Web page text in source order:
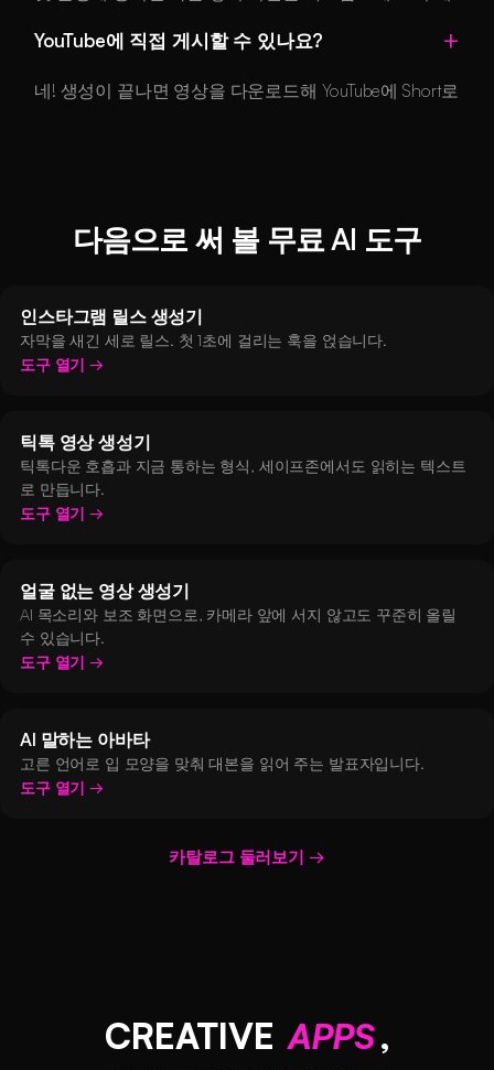
근무자를 위한 생산성 앱 톱 5'가 훨씬 잘 통합니다. 명확
라면 50~150단어로 쓰는 것이 가장 좋습니다.
YouTube에 직접 게시할 수 있나요?
네! 생성이 끝나면 영상을 다운로드해 YouTube에 Short로
다음으로 써 볼 무료 AI 도구
인스타그램 릴스 생성기
자막을 새긴 세로 릴스. 첫 1초에 걸리는 훅을 얹습니다.
도구 열기
틱톡 영상 생성기
틱톡다운 호흡과 지금 통하는 형식, 세이프존에서도 읽히는 텍스트
로 만듭니다.
도구 열기
얼굴 없는 영상 생성기
AI 목소리와 보조 화면으로, 카메라 앞에 서지 않고도 꾸준히 올릴
수 있습니다.
도구 열기
AI 말하는 아바타
고른 언어로 입 모양을 맞춰 대본을 읽어 주는 발표자입니다.
도구 열기
카탈로그 둘러보기
CREATIVE APPS,